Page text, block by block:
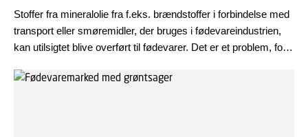
Stoffer fra mineralolie fra f.eks. brændstoffer i forbindelse med
transport eller smøremidler, der bruges i fødevareindustrien,
kan utilsigtet blive overført til fødevarer. Det er et problem, fordi
En vejledning fra bl.a. DTU Fødevareinstituttet kommer med